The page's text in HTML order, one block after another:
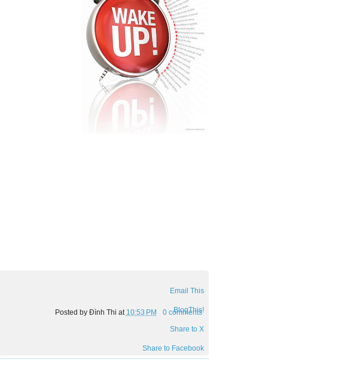
Posted by Đình Thi at 10:53 PM 0 comments
Email This
BlogThis!
Share to X
Share to Facebook